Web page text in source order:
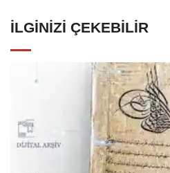
İLGINIZI ÇEKEBILIR